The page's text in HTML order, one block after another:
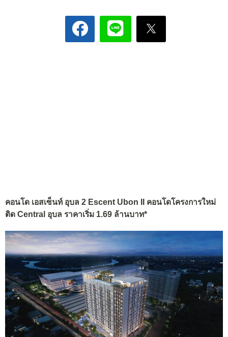
คอนโด เอสเซ็นท์ อุบล 2 Escent Ubon II คอนโดโครงการใหม่
ติด Central อุบล ราคาเริ่ม 1.69 ล้านบาท*